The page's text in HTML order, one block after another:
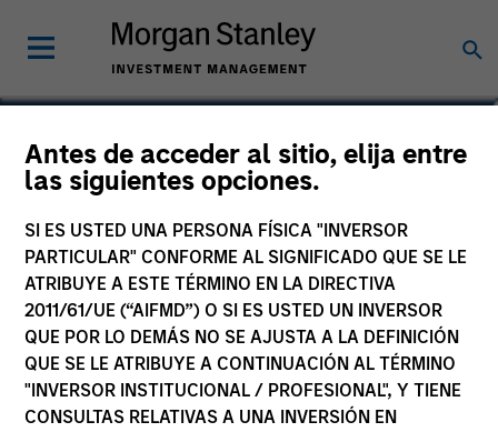
Antes de acceder al sitio, elija entre
las siguientes opciones.
SI ES USTED UNA PERSONA FÍSICA "INVERSOR
PARTICULAR" CONFORME AL SIGNIFICADO QUE SE LE
ATRIBUYE A ESTE TÉRMINO EN LA DIRECTIVA
2011/61/UE (“AIFMD”) O SI ES USTED UN INVERSOR
QUE POR LO DEMÁS NO SE AJUSTA A LA DEFINICIÓN
QUE SE LE ATRIBUYE A CONTINUACIÓN AL TÉRMINO
"INVERSOR INSTITUCIONAL / PROFESIONAL", Y TIENE
CONSULTAS RELATIVAS A UNA INVERSIÓN EN
Charles B. Reed, CFA
Managing Director